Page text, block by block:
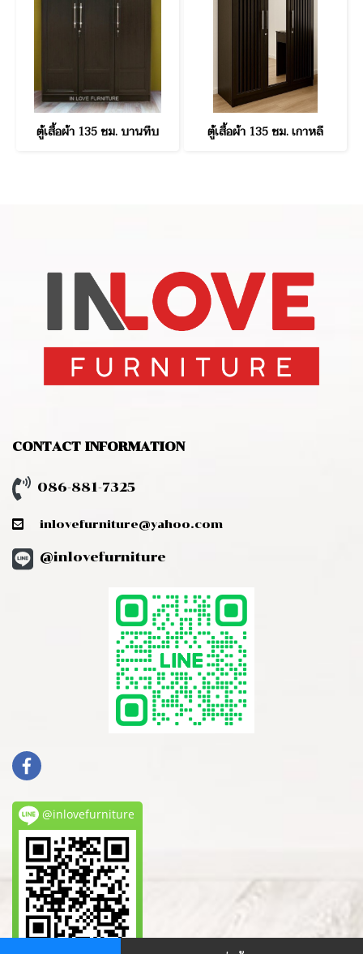
ตู้เสื้อผ้า 135 ซม. บานทึบ ตู้เสื้อผ้า 135 ซม. เกาหลี
CONTACT INFORMATION
086-881-7325
inlovefurniture@yahoo.com
@inlovefurniture
@inlovefurniture